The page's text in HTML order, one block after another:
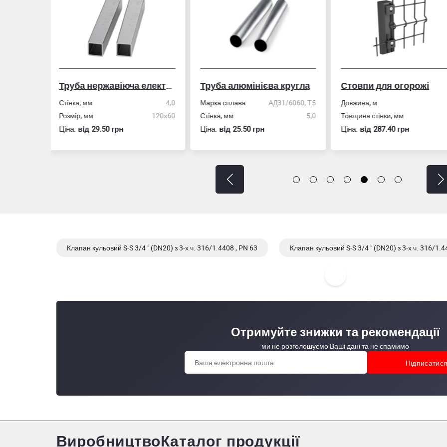
Труба алюмінієва кругла
Марка сплава
АД31/6060, Т5
Стінка, мм
5,0
Ціна:вiд 25.50 грн
Стовпи для огорожі
Довжина, м
2,0
Товщина стінки, мм
1,5
Ціна:вiд 287.40 грн
Рулетка вимірювальна
Розмір
Ціна:вiд 60.10 грн
Клапан кульовий S-S 3/4 " (DN20) з 3-х ч. 316/1.4408 , PN 63 Клапан кульовий S-S 3/4 " (DN20) з 3-х ч. 316/
Отримуйте знижки та рекомендації
ми не розголошуємо Ваші дані та не спамимо
ВиробництвоКаталог продукції